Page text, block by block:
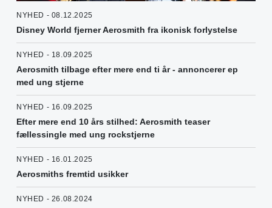
NYHED - 08.12.2025
Disney World fjerner Aerosmith fra ikonisk forlystelse
NYHED - 18.09.2025
Aerosmith tilbage efter mere end ti år - annoncerer ep
med ung stjerne
NYHED - 16.09.2025
Efter mere end 10 års stilhed: Aerosmith teaser
fællessingle med ung rockstjerne
NYHED - 16.01.2025
Aerosmiths fremtid usikker
NYHED - 26.08.2024